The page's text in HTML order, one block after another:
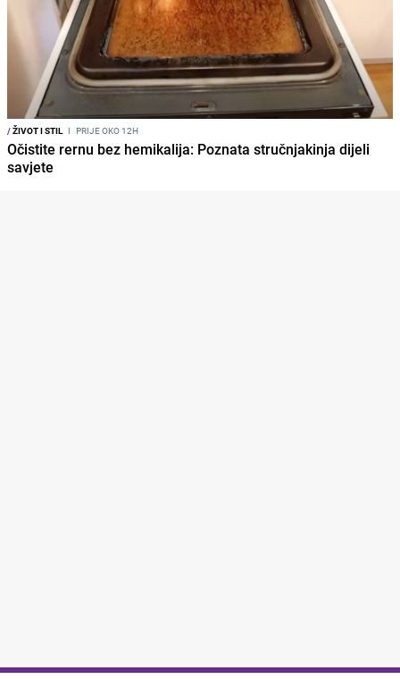
/ŽIVOT I STIL I PRIJE OKO 12H
Očistite rernu bez hemikalija: Poznata stručnjakinja dijeli
savjete